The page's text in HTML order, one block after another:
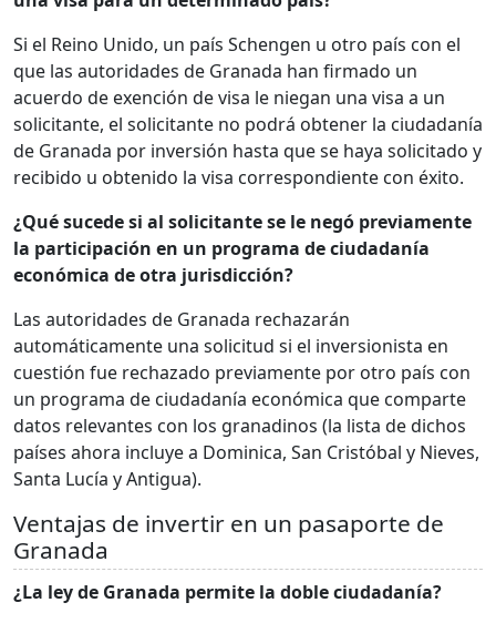
Si el Reino Unido, un país Schengen u otro país con el
que las autoridades de Granada han firmado un
acuerdo de exención de visa le niegan una visa a un
solicitante, el solicitante no podrá obtener la ciudadanía
de Granada por inversión hasta que se haya solicitado y
recibido u obtenido la visa correspondiente con éxito.
¿Qué sucede si al solicitante se le negó previamente
la participación en un programa de ciudadanía
económica de otra jurisdicción?
Las autoridades de Granada rechazarán
automáticamente una solicitud si el inversionista en
cuestión fue rechazado previamente por otro país con
un programa de ciudadanía económica que comparte
datos relevantes con los granadinos (la lista de dichos
países ahora incluye a Dominica, San Cristóbal y Nieves,
Santa Lucía y Antigua).
Ventajas de invertir en un pasaporte de
Granada
¿La ley de Granada permite la doble ciudadanía?